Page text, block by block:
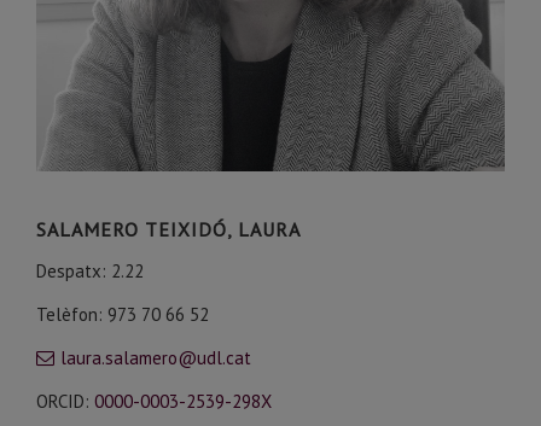
SALAMERO TEIXIDÓ, LAURA
Despatx: 2.22
Telèfon: 973 70 66 52
laura.salamero@udl.cat
ORCID: 0000-0003-2539-298X